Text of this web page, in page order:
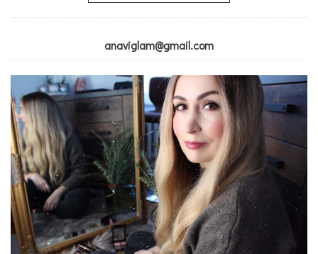
anaviglam@gmail.com